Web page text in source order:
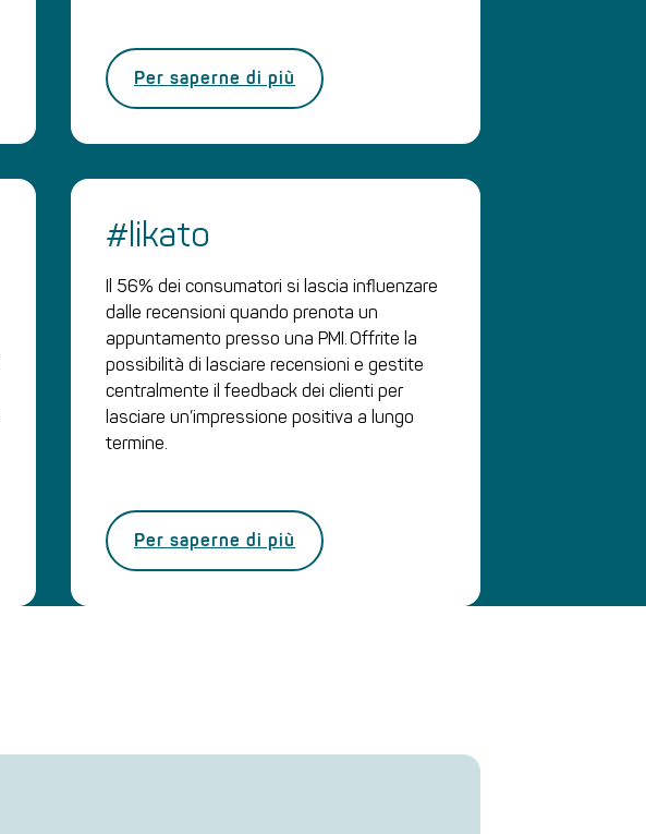
Per saperne di più
#likato
Il 56% dei consumatori si lascia influenzare
dalle recensioni quando prenota un
appuntamento presso una PMI. Offrite la
possibilità di lasciare recensioni e gestite
centralmente il feedback dei clienti per
lasciare un’impressione positiva a lungo
termine.
Per saperne di più